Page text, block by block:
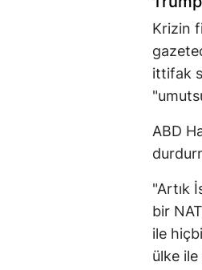
Krizin
ittifak
ABD
"Artık
bir
ile
ülke